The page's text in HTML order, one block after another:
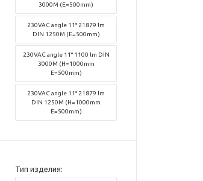
3000M (E=500mm)
230VAC angle 11° 21879 lm
DIN 1250M (E=500mm)
230VAC angle 11° 1100 lm DIN
3000M (H=1000mm
E=500mm)
230VAC angle 11° 21879 lm
DIN 1250M (H=1000mm
E=500mm)
Тип изделия: